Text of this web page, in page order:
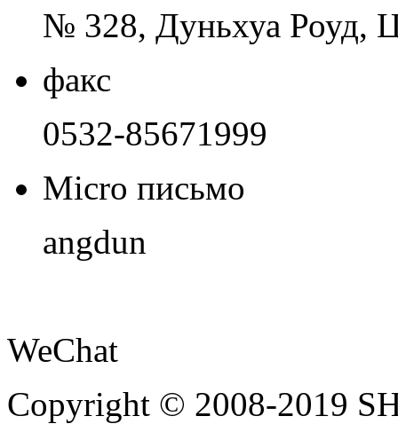
№ 328, Дуньхуа Роуд,
факс
0532-85671999
Micro письмо
angdun
WeChat
Copyright © 2008-2019